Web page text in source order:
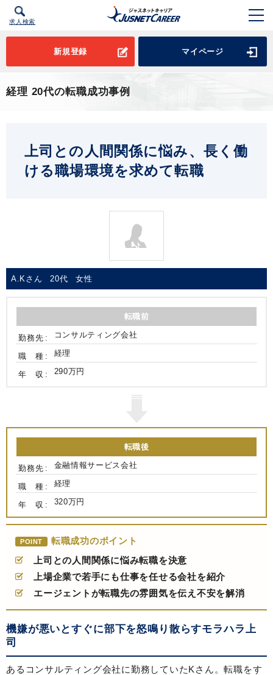
求人検索
新規登録 マイページ
経理 20代の転職成功事例
上司との人間関係に悩み、長く働
ける職場環境を求めて転職
A.Kさん 20代 女性
転職前
勤務先 コンサルティング会社
職 種 経理
年 収 290万円
転職後
勤務先 金融情報サービス会社
職 種 経理
年 収 320万円
POINT
転職成功のポイント
上司との人間関係に悩み転職を決意
上場企業で若手にも仕事を任せる会社を紹介
エージェントが転職先の雰囲気を伝え不安を解消
機嫌が悪いとすぐに部下を怒鳴り散らすモラハラ上
司
あるコンサルティング会社に勤務していたKさん。転職をす